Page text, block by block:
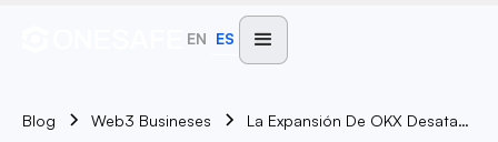
EN ES
Blog Web3 Busineses La Expansión De OKX Desata Una Revolución En El Comercio